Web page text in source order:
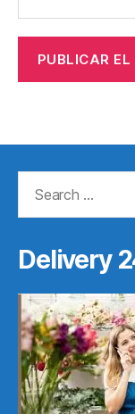
Delivery